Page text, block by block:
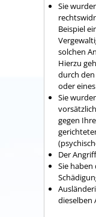
Sie
Beispiel
solchen
Hierzu
durch den
oder
Sie
gegen
Der
Sie
dieselben